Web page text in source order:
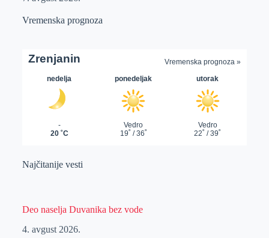
Vremenska prognoza
Najčitanije vesti
Deo naselja Duvanika bez vode
4. avgust 2026.